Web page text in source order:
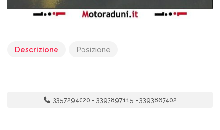
Descrizione Posizione
3357294020 - 3393897115 - 3393867402